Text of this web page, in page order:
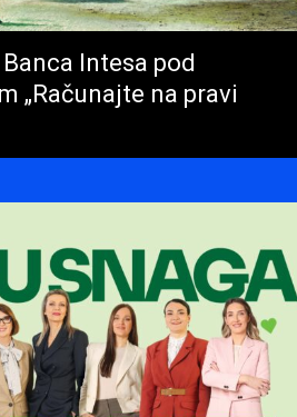
Intesa pod
„Računajte na pravi